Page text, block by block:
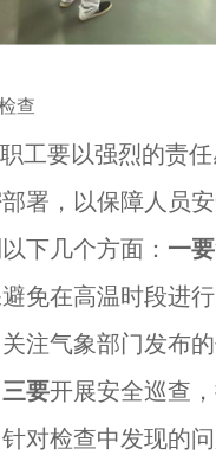
查
工要以强烈的责
署，以保障人员
下几个方面： 一要
免在高温时段进
注气象部门发布
三要开展安全巡查
对检查中发现的